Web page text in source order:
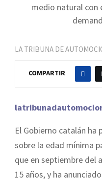
medio natural
LA TRIBUNA DE
COMPARTIR
El Gobierno catalán
sobre la edad mínima
que en septiembre del
15 años, y ha